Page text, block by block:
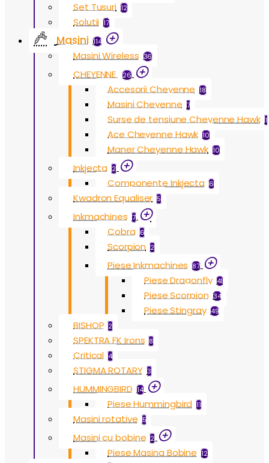
Set Tusuri 12
Solutii 17
Masini 114
Masini Wireless 36
CHEYENNE 26
Accesorii Cheyenne 18
Masini Cheyenne 7
Surse de tensiune Cheyenne Hawk 1
Ace Cheyenne Hawk 10
Maner Cheyenne Hawk 10
Inkjecta 2
Componente Inkjecta 6
Kwadron Equaliser 5
Inkmachines 7
Cobra 6
Scorpion 2
Piese Inkmachines 87
Piese Dragonfly 41
Piese Scorpion 34
Piese Stingray 49
BISHOP 2
SPEKTRA FK Irons 8
Critical 4
STIGMA ROTARY 3
HUMMINGBIRD 14
Piese Hummingbird 11
Masini rotative 5
Masini cu bobine 2
Piese Masina Bobine 12